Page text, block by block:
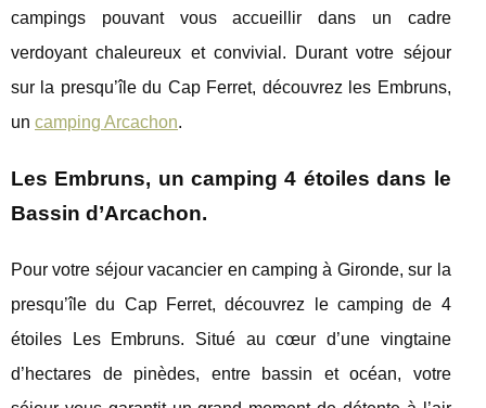
campings pouvant vous accueillir dans un cadre
verdoyant chaleureux et convivial. Durant votre séjour
sur la presqu’île du Cap Ferret, découvrez les Embruns,
un camping Arcachon.
Les Embruns, un camping 4 étoiles dans le
Bassin d’Arcachon.
Pour votre séjour vacancier en camping à Gironde, sur la
presqu’île du Cap Ferret, découvrez le camping de 4
étoiles Les Embruns. Situé au cœur d’une vingtaine
d’hectares de pinèdes, entre bassin et océan, votre